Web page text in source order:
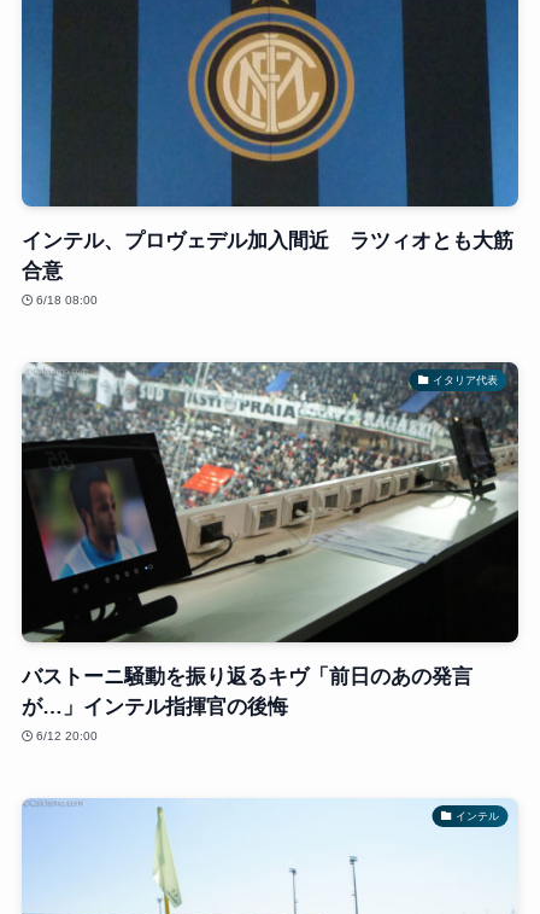
インテル、プロヴェデル加入間近 ラツィオとも大筋
合意
6/18 08:00
イタリア代表
バストーニ騒動を振り返るキヴ「前日のあの発言
が…」インテル指揮官の後悔
6/12 20:00
インテル